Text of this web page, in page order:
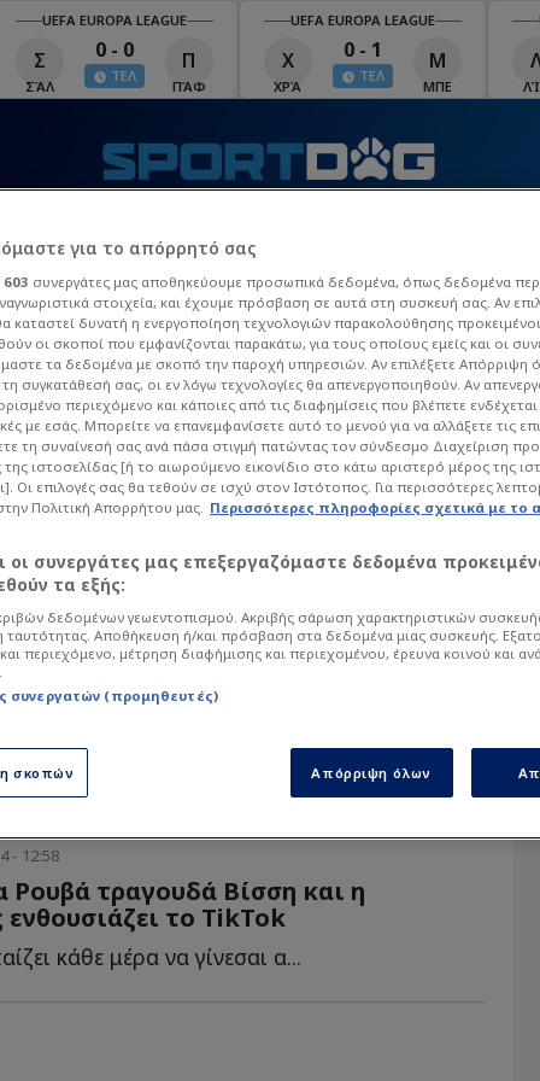
UEFA EUROPA LEAGUE
Χ
ΧΡΆ
0 - 1
ΤΕΛ
Μ
ΜΠΕ
UEFA EUROPA LEAGUE
Λ
ΛΊΝ
1 - 1
ΤΕΛ
Ο
ΟΜΌ
MATCHZONE
La Liga Champions League Europa
ΡΟΥΒΆ
άρθρα του Sportdog σχετικά με το θέμα
στον φίλαθλο.
- 12:58
Ρουβά τραγουδά Βίσση και η
το TikTok
κάθε μέρα να γίνεσαι α...
για το απόρρητό σας
603 συνεργάτες μας αποθηκεύουμε προσωπικά δεδομένα, όπως δεδομένα
στοιχεία, και έχουμε πρόσβαση σε αυτά στη συσκευή σας. Αν
καταστεί δυνατή η ενεργοποίηση τεχνολογιών παρακολούθησης
οι σκοποί που εμφανίζονται παρακάτω, για τους οποίους εμείς και οι
τα δεδομένα με σκοπό την παροχή υπηρεσιών. Αν επιλέξετε Απόρριψη
συγκατάθεσή σας, οι εν λόγω τεχνολογίες θα απενεργοποιηθούν. Αν
περιεχόμενο και κάποιες από τις διαφημίσεις που βλέπετε ενδέχεται
με εσάς. Μπορείτε να επανεμφανίσετε αυτό το μενού για να αλλάξετε τις
τη συναίνεσή σας ανά πάσα στιγμή πατώντας τον σύνδεσμο Διαχείριση
ιστοσελίδας [ή το αιωρούμενο εικονίδιο στο κάτω αριστερό μέρος της
Οι επιλογές σας θα τεθούν σε ισχύ στον Ιστότοπος. Για περισσότερες
Πολιτική Απορρήτου μας. Περισσότερες πληροφορίες σχετικά με το
οι συνεργάτες μας επεξεργαζόμαστε δεδομένα
τα εξής:
δεδομένων γεωεντοπισμού. Ακριβής σάρωση χαρακτηριστικών
ταυτότητας. Αποθήκευση ή/και πρόσβαση στα δεδομένα μιας συσκευής.
περιεχόμενο, μέτρηση διαφήμισης και περιεχομένου, έρευνα κοινού και
συνεργατών (προμηθευτές)
σκοπών Απόρριψη όλων